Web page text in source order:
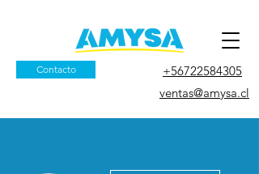
Contacto
+56722584305
ventas@amysa.cl